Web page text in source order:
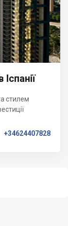
стилем
+34624407828